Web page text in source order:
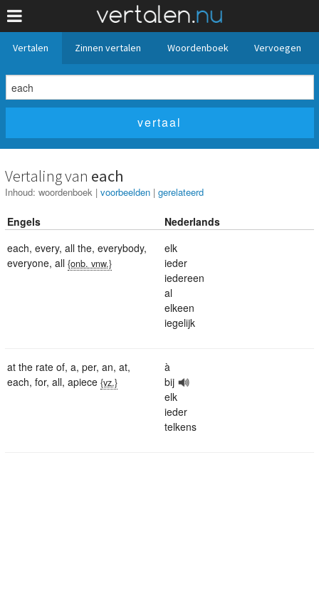
Vertalen Zinnen vertalen Woordenboek Vervoegen
Vertaling van each
Inhoud: woordenboek | voorbeelden | gerelateerd
Engels
Nederlands
each, every, all the, everybody,
everyone, all {onb. vnw.}
elk
ieder
iedereen
al
elkeen
iegelijk
at the rate of, a, per, an, at,
each, for, all, apiece {vz.}
à
bij
elk
ieder
telkens